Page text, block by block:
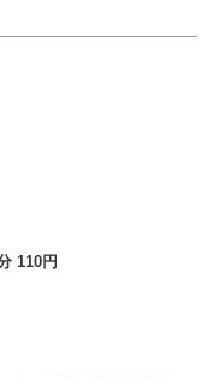
110円